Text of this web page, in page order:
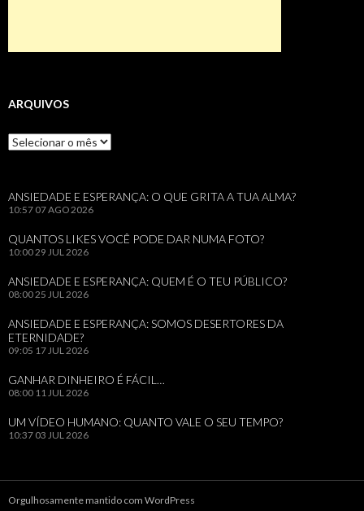
ARQUIVOS
Arquivos
ANSIEDADE E ESPERANÇA: O QUE GRITA A TUA ALMA?
10:57 07 AGO 2026
QUANTOS LIKES VOCÊ PODE DAR NUMA FOTO?
10:0029 JUL 2026
ANSIEDADE E ESPERANÇA: QUEM É O TEU PÚBLICO?
08:0025 JUL 2026
ANSIEDADE E ESPERANÇA: SOMOS DESERTORES DA
ETERNIDADE?
09:05 17 JUL 2026
GANHAR DINHEIRO É FÁCIL…
08:00 11 JUL 2026
UM VÍDEO HUMANO: QUANTO VALE O SEU TEMPO?
10:37 03 JUL 2026
Orgulhosamente mantido com WordPress